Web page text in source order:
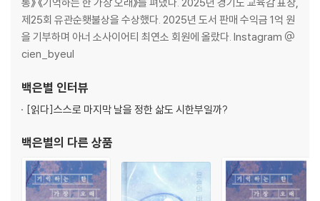
제25회 유관순횃불상을 수상했다. 2025년 도서 판매 수익금 1억 원
을 기부하며 아너 소사이어티 최연소 회원에 올랐다. Instagram @
cien_byeul
백은별 인터뷰
[읽다]스스로 마지막 날을 정한 삶도 시한부일까?
백은별의 다른 상품